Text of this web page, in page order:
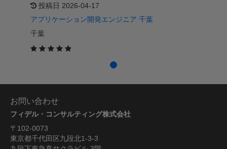
投稿日 2026-04-17
アプリケーション開発エンジニア 千葉
千葉
お問い合わせ
フィデル・コンサルティング株式会社
〒102-0073
東京都千代田区九段北1-3-3